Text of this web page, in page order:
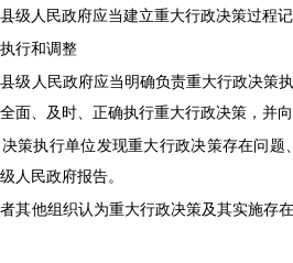
级人民政府应当建立重大行政决策过程
行和调整
级人民政府应当明确负责重大行政决策
面、及时、正确执行重大行政决策，并
策执行单位发现重大行政决策存在问题
人民政府报告。
其他组织认为重大行政决策及其实施存